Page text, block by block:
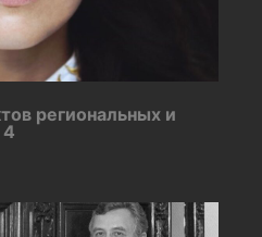
региональных и
4